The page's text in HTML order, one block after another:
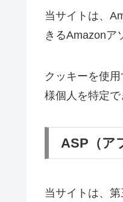
当サイトは、
きるAmazonア
クッキーを使
様個人を特定で
ASP（ア
当サイトは、